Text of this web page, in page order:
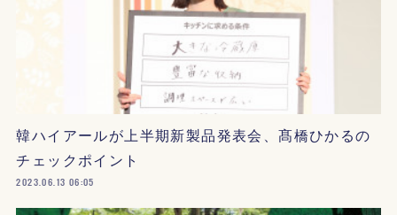
韓ハイアールが上半期新製品発表会、髙橋ひかるの
チェックポイント
2023.06.13 06:05